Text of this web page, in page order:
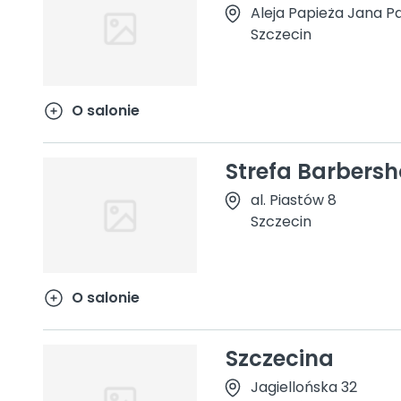
Aleja Papieża Jana
Szczecin
O salonie
Strefa
al. Piastów 8
Szczecin
O salonie
Szczecina
Jagiellońska 32